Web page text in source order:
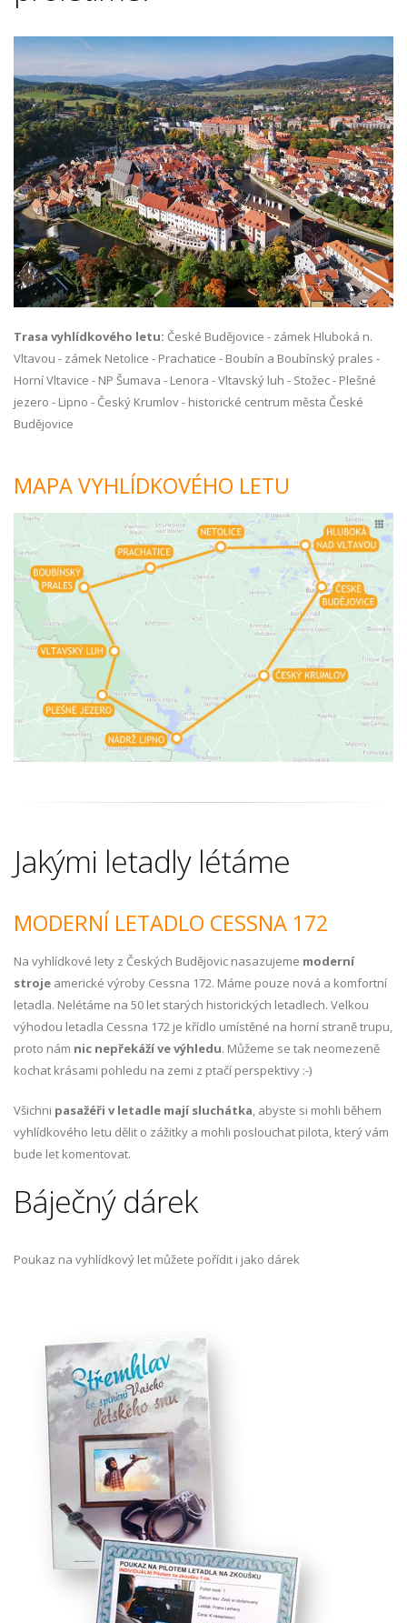
Trasa vyhlídkového letu: České Budějovice - zámek Hluboká n.
Vltavou - zámek Netolice - Prachatice - Boubín a Boubínský prales -
Horní Vltavice - NP Šumava - Lenora - Vltavský luh - Stožec - Plešné
jezero - Lipno - Český Krumlov - historické centrum města České
Budějovice
MAPA VYHLÍDKOVÉHO LETU
Jakými letadly létáme
MODERNÍ LETADLO CESSNA 172
Na vyhlídkové lety z Českých Budějovic nasazujeme moderní
stroje americké výroby Cessna 172. Máme pouze nová a komfortní
letadla. Nelétáme na 50 let starých historických letadlech. Velkou
výhodou letadla Cessna 172 je křídlo umístěné na horní straně trupu,
proto nám nic nepřekáží ve výhledu. Můžeme se tak neomezeně
kochat krásami pohledu na zemi z ptačí perspektivy :-)
Všichni pasažéři v letadle mají sluchátka, abyste si mohli během
vyhlídkového letu dělit o zážitky a mohli poslouchat pilota, který vám
bude let komentovat.
Báječný dárek
Poukaz na vyhlídkový let můžete pořídit i jako dárek